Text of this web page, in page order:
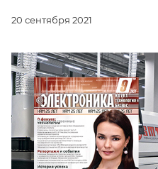
20 сентября 2021